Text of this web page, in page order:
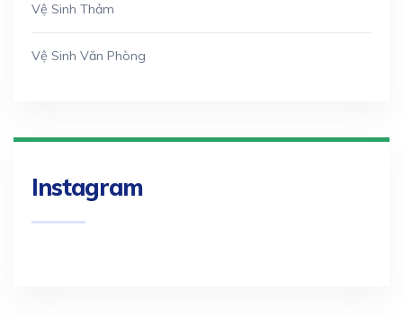
Vệ Sinh Thảm
Vệ Sinh Văn Phòng
Instagram